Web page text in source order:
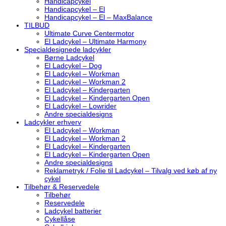
Handicapcykel – El
Handicapcykel – El – MaxBalance
TILBUD
Ultimate Curve Centermotor
El Ladcykel – Ultimate Harmony
Specialdesignede ladcykler
Børne Ladcykel
El Ladcykel – Dog
El Ladcykel – Workman
El Ladcykel – Workman 2
El Ladcykel – Kindergarten
El Ladcykel – Kindergarten Open
El Ladcykel – Lowrider
Andre specialdesigns
Ladcykler erhverv
El Ladcykel – Workman
El Ladcykel – Workman 2
El Ladcykel – Kindergarten
El Ladcykel – Kindergarten Open
Andre specialdesigns
Reklametryk / Folie til Ladcykel – Tilvalg ved køb af ny
cykel
Tilbehør & Reservedele
Tilbehør
Reservedele
Ladcykel batterier
Cykellåse